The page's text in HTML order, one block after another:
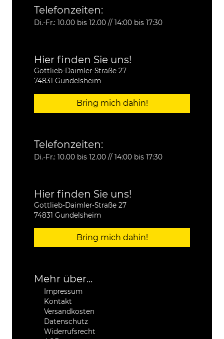
Telefonzeiten:
Di.-Fr.: 10.00 bis 12.00 // 14:00 bis 17:30
Hier finden Sie uns!
Gottlieb-Daimler-Straße 27
74831 Gundelsheim
Bring mich dahin!
Telefonzeiten:
Di.-Fr.: 10.00 bis 12.00 // 14:00 bis 17:30
Hier finden Sie uns!
Gottlieb-Daimler-Straße 27
74831 Gundelsheim
Bring mich dahin!
Mehr über...
Impressum
Kontakt
Versandkosten
Datenschutz
Widerrufsrecht